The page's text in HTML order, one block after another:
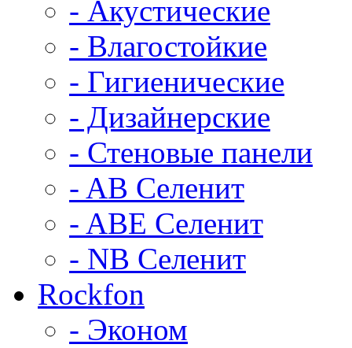
- Акустические
- Влагостойкие
- Гигиенические
- Дизайнерские
- Стеновые панели
- AB Селенит
- ABE Селенит
- NB Селенит
Rockfon
- Эконом